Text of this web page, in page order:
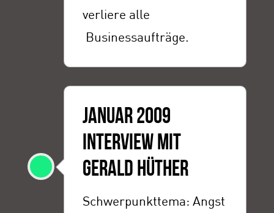
verliere alle
Businessaufträge.
JANUAR 2009
INTERVIEW MIT
GERALD HÜTHER
Schwerpunkttema: Angst